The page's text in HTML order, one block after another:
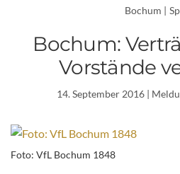
Bochum |
Bochum:
Vorstände
14. September 2016 |
Foto: VfL Bochum 1848